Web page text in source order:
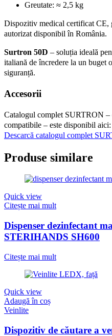
Greutate: ≈ 2,5 kg
Dispozitiv medical certificat CE,
autorizat disponibil în România.
Surtron 50D – soluția ideală
italiană de încredere la un buget
siguranță.
Accesorii
Catalogul complet SURTRON –
compatibile – este disponibil aici:
Descarcă catalogul complet
Produse similare
Quick view
Citește mai mult
Dispenser dezinfectant
STERIHANDS SH600
Citește mai mult
Quick view
Adaugă în coș
Veinlite
Dispozitiv de căutare a